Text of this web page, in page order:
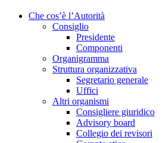
Che cos’è l’Autorità
Consiglio
Presidente
Componenti
Organigramma
Struttura organizzativa
Segretario generale
Uffici
Altri organismi
Consigliere giuridico
Advisory board
Collegio dei revisori